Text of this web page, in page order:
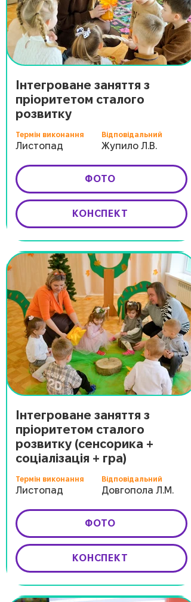
Інтегроване заняття з
пріоритетом сталого
розвитку
Термін виконання Відповідальний
Листопад Жупило Л.В.
ФОТО
КОНСПЕКТ
Інтегроване заняття з
пріоритетом сталого
розвитку (сенсорика +
соціалізація + гра)
Термін виконання Відповідальний
Листопад Довгопола Л.М.
ФОТО
КОНСПЕКТ